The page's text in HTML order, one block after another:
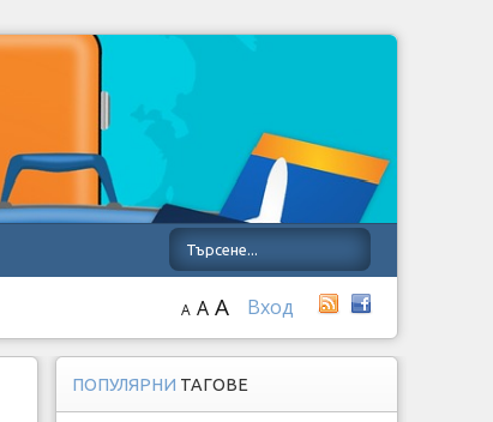
Вход
A A A
ПОПУЛЯРНИ ТАГОВЕ